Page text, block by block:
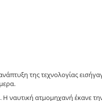
της τεχνολογίας
ναυτική ατμομηχανή έκανε